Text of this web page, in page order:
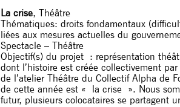
La crise, Théâtre
Thématiques: droits fondamentaux
liées aux mesures actuelles du
Spectacle – Théâtre
Objectif(s) du projet : représentation
dont l’histoire est créée collectivement
de l’atelier Théâtre du Collectif Alpha de
de cette année est « la crise ». Nous
futur, plusieurs colocataires se partagent